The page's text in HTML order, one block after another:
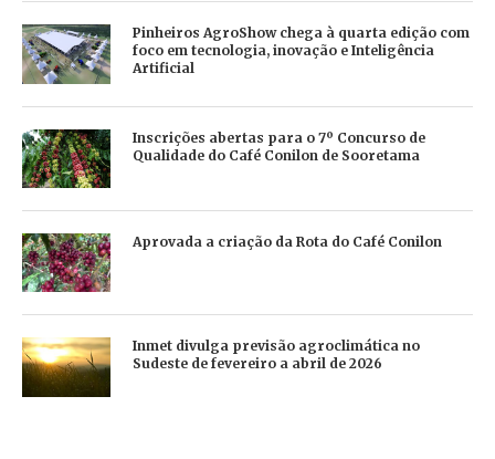
Pinheiros AgroShow chega à quarta edição com
foco em tecnologia, inovação e Inteligência
Artificial
Inscrições abertas para o 7º Concurso de
Qualidade do Café Conilon de Sooretama
Aprovada a criação da Rota do Café Conilon
Inmet divulga previsão agroclimática no
Sudeste de fevereiro a abril de 2026